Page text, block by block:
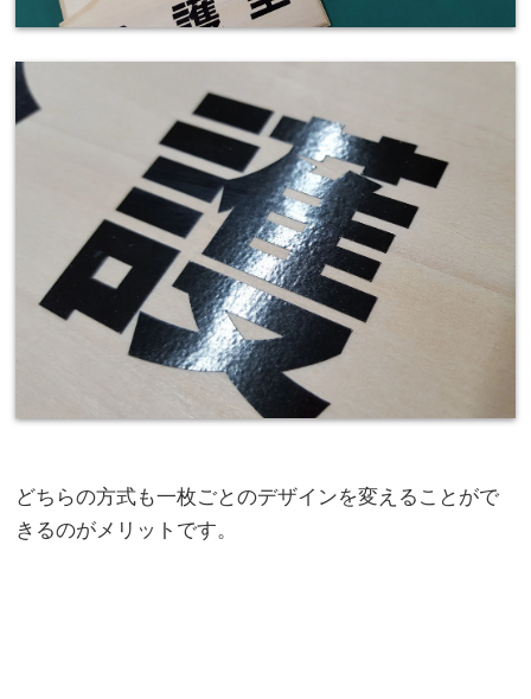
どちらの方式も一枚ごとのデザインを変えることがで
きるのがメリットです。